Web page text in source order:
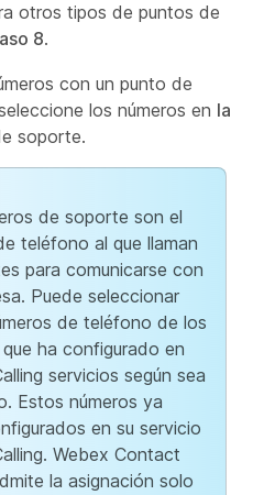
otros tipos de puntos de
8.
con un punto de
los números en la
soporte.
de soporte son el
teléfono al que llaman
para comunicarse con
Puede seleccionar
de teléfono de los
ha configurado en
servicios según sea
Estos números ya
en su servicio
Webex Contact
la asignación solo